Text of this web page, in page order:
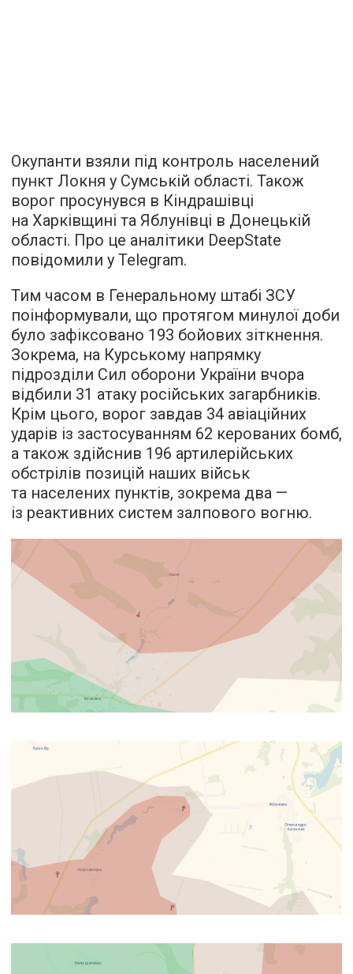
Окупанти взяли під контроль населений
пункт Локня у Сумській області. Також
ворог просунувся в Кіндрашівці
на Харківщині та Яблунівці в Донецькій
області. Про це аналітики DeepState
повідомили у Telegram.
Тим часом в Генеральному штабі ЗСУ
поінформували, що протягом минулої доби
було зафіксовано 193 бойових зіткнення.
Зокрема, на Курському напрямку
підрозділи Сил оборони України вчора
відбили 31 атаку російських загарбників.
Крім цього, ворог завдав 34 авіаційних
ударів із застосуванням 62 керованих бомб,
а також здійснив 196 артилерійських
обстрілів позицій наших військ
та населених пунктів, зокрема два —
із реактивних систем залпового вогню.